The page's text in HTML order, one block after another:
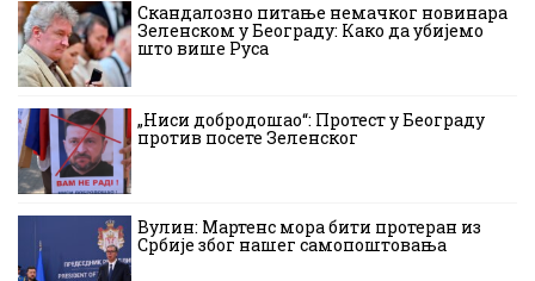
Скандалозно питање немачког новинара
Зеленском у Београду: Како да убијемо
што више Руса
„Ниси добродошао“: Протест у Београду
против посете Зеленског
Вулин: Мартенс мора бити протеран из
Србије због нашег самопоштовања